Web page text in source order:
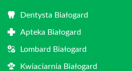
Dentysta Białogard
Apteka Białogard
Lombard Białogard
Kwiaciarnia Białogard